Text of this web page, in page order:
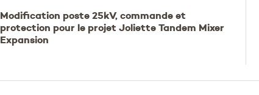
Modification poste 25kV, commande et
protection pour le projet Joliette Tandem Mixer
Expansion